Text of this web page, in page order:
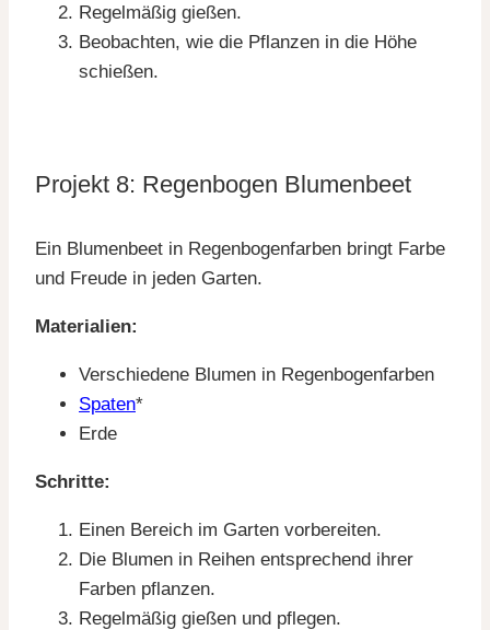
Regelmäßig gießen.
Beobachten, wie die Pflanzen in die Höhe
schießen.
Projekt 8: Regenbogen Blumenbeet
Ein Blumenbeet in Regenbogenfarben bringt Farbe
und Freude in jeden Garten.
Materialien:
Verschiedene Blumen in Regenbogenfarben
Spaten*
Erde
Schritte:
Einen Bereich im Garten vorbereiten.
Die Blumen in Reihen entsprechend ihrer
Farben pflanzen.
Regelmäßig gießen und pflegen.